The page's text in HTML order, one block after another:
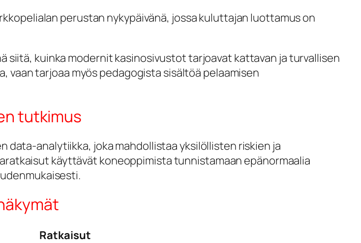
perustan nykypäivänä, jossa kuluttajan luottamus on
siitä, kuinka modernit kasinosivustot tarjoavat kattavan ja turvallisen
vaan tarjoaa myös pedagogista sisältöä pelaamisen
tutkimus
analytiikka, joka mahdollistaa yksilöllisten riskien ja
käyttävät koneoppimista tunnistamaan epänormaalia
Ratkaisut